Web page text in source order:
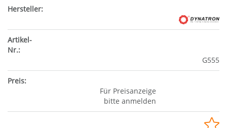
G555
Für Preisanzeige
bitte anmelden